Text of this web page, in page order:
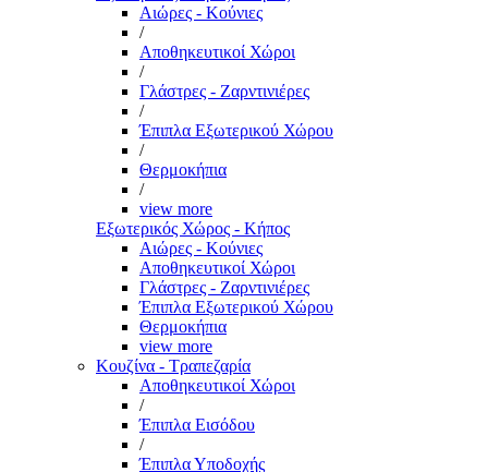
Αιώρες - Κούνιες
/
Αποθηκευτικοί Χώροι
/
Γλάστρες - Ζαρντινιέρες
/
Έπιπλα Εξωτερικού Χώρου
/
Θερμοκήπια
/
view more
Εξωτερικός Χώρος - Κήπος
Αιώρες - Κούνιες
Αποθηκευτικοί Χώροι
Γλάστρες - Ζαρντινιέρες
Έπιπλα Εξωτερικού Χώρου
Θερμοκήπια
view more
Κουζίνα - Τραπεζαρία
Αποθηκευτικοί Χώροι
/
Έπιπλα Εισόδου
/
Έπιπλα Υποδοχής